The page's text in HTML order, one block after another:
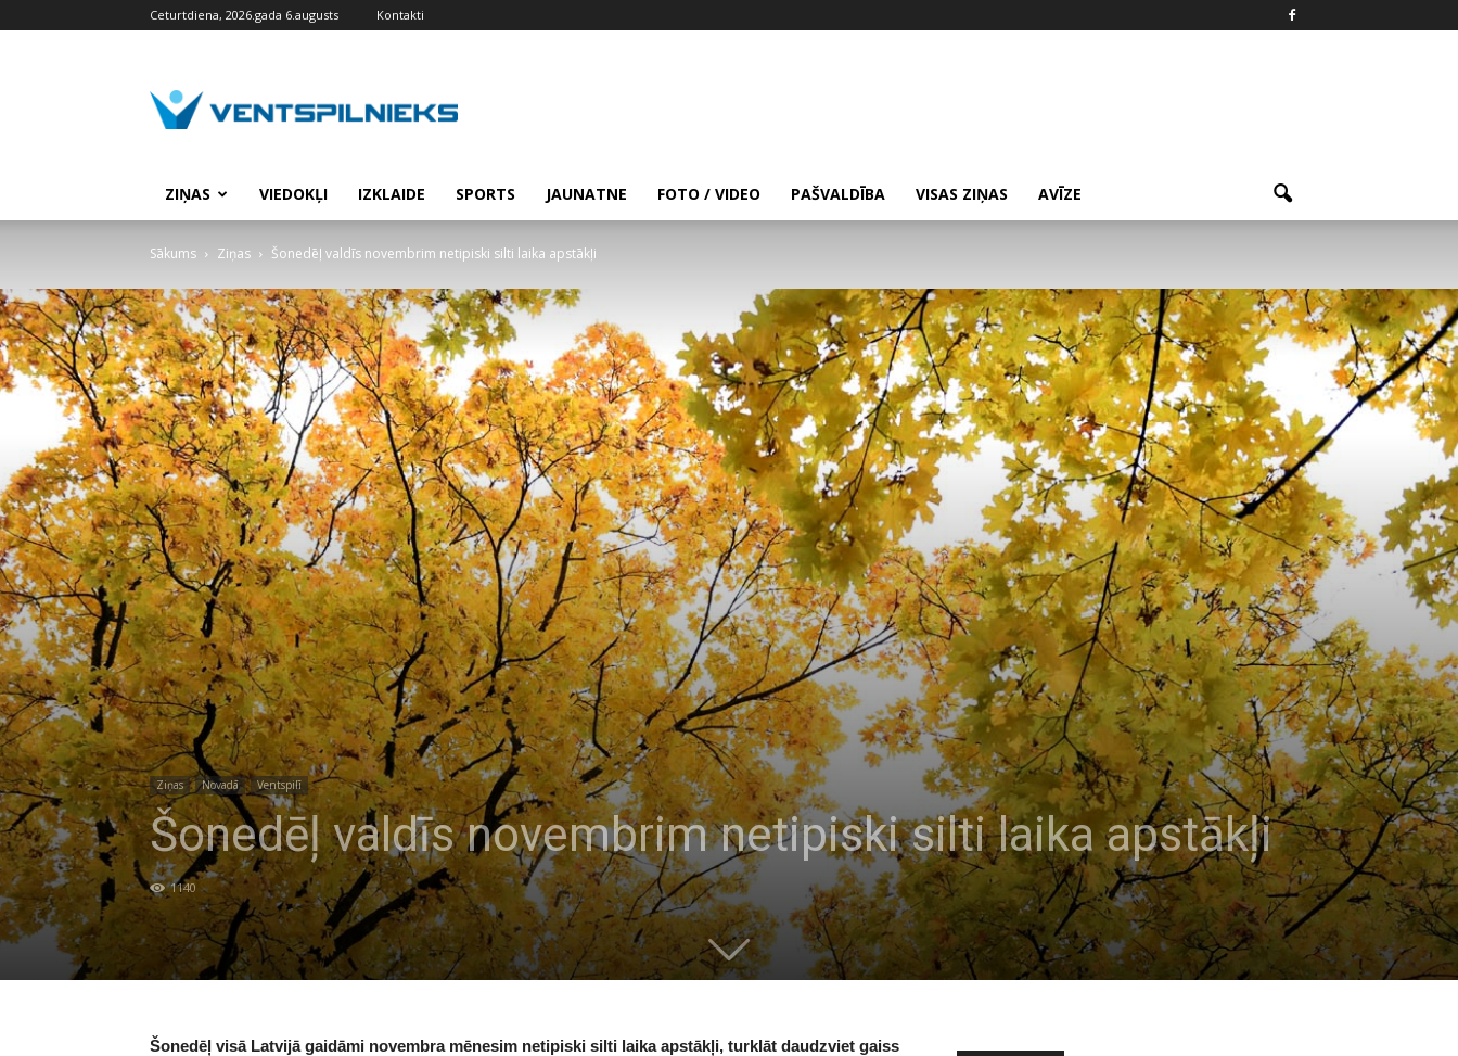
Ceturtdiena, 2026.gada 6.augusts Kontakti
ZIŅAS VIEDOKĻI IZKLAIDE SPORTS JAUNATNE FOTO / VIDEO PAŠVALDĪBA VISAS ZIŅAS AVĪZE
Sākums Ziņas Šonedēļ valdīs novembrim netipiski silti laika apstākļi
Ziņas Novadā Ventspilī
Šonedēļ valdīs novembrim netipiski silti laika apstākļi
1140
Šonedēļ visā Latvijā gaidāmi novembra mēnesim netipiski silti laika apstākļi, turklāt daudzviet gaiss